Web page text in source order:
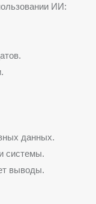
ИИ:
данных.
системы.
выводы.